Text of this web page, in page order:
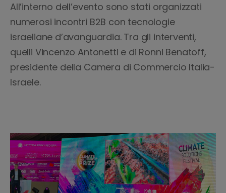
All’interno dell’evento sono stati organizzati
numerosi incontri B2B con tecnologie
israeliane d’avanguardia. Tra gli interventi,
quelli Vincenzo Antonetti e di Ronni Benatoff,
presidente della Camera di Commercio Italia-
Israele.